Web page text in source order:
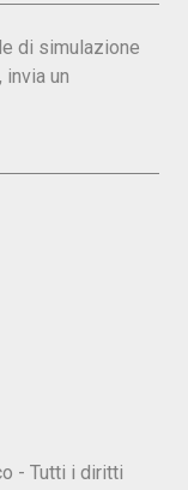
Ansys
di simulazione
un
- Tutti i diritti